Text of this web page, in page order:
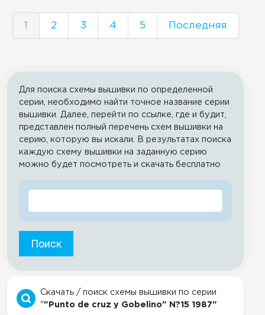
1 2 3 4 5 Последняя
Для поиска схемы вышивки по определенной
серии, необходимо найти точное название серии
вышивки. Далее, перейти по ссылке, где и будит,
представлен полный перечень схем вышивки на
серию, которую вы искали. В результатах поиска
каждую схему вышивки на заданную серию
можно будет посмотреть и скачать бесплатно
Поиск
Скачать / поиск схемы вышивки по серии
""Punto de cruz y Gobelino" N?15 1987"